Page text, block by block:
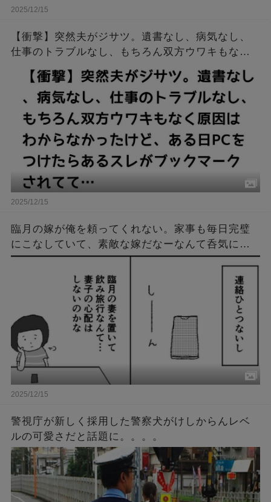
2025/12/15
【衝撃】突然夫がジサツ。遺書なし、病気なし、
仕事のトラブルなし、もちろん双方ウワキもなく
原因はわからなかったけど、ある日PCをつけたら
あるスレがブックマークされてて…
2025/12/15
臨月の嫁が俺を頼ってくれない。家事も毎日完璧
にこなしていて、素敵な嫁だなーなんて呑気に思
ってたある日。俺は病院に呼び出され、衝撃の事
実を知ることに…。
2025/12/15
警視庁が新しく採用した警察犬がけしからんレベ
ルの可愛さだと話題に。。。。